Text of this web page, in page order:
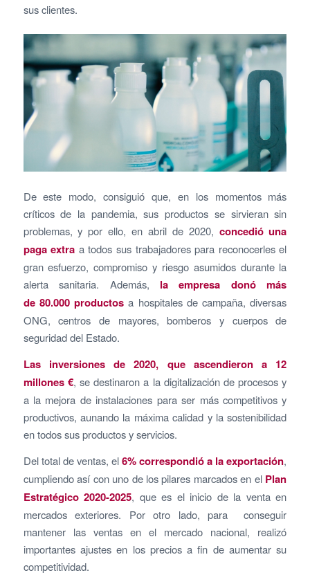
sus clientes.
De este modo, consiguió que, en los momentos más
críticos de la pandemia, sus productos se sirvieran sin
problemas, y por ello, en abril de 2020, concedió una
paga extra a todos sus trabajadores para reconocerles el
gran esfuerzo, compromiso y riesgo asumidos durante la
alerta sanitaria. Además, la empresa donó más
de 80.000 productosa hospitales de campaña, diversas
ONG, centros de mayores, bomberos y cuerpos de
seguridad del Estado.
Las inversiones de 2020, que ascendieron a 12
millones €, se destinaron a la digitalización de procesos y
a la mejora de instalaciones para ser más competitivos y
productivos, aunando la máxima calidad y la sostenibilidad
en todos sus productos y servicios.
Del total de ventas, el6% correspondió a la exportación,
cumpliendo así con uno de los pilares marcados en el Plan
Estratégico 2020-2025, que es el inicio de la venta en
mercados exteriores. Por otro lado, para conseguir
mantener las ventas en el mercado nacional, realizó
importantes ajustes en los precios a fin de aumentar su
competitividad.